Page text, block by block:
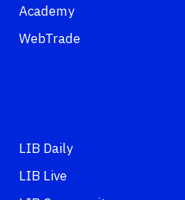
Academy
WebTrade
LIB Daily
LIB Live